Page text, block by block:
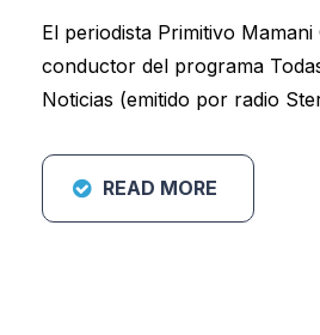
El periodista Primitivo Mamani
conductor del programa
Noticias (emitido por radio
READ MORE